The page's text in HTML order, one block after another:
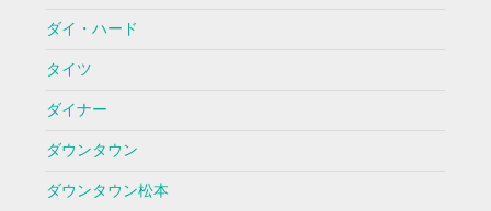
ダイ・ハード
タイツ
ダイナー
ダウンタウン
ダウンタウン松本